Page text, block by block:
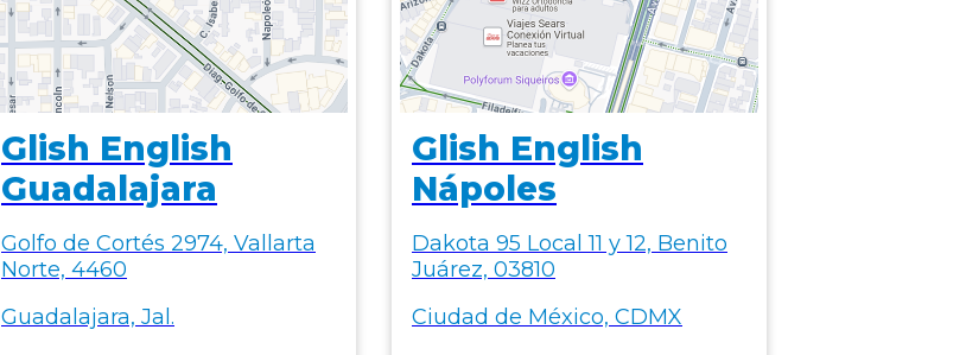
Glish English
Guadalajara
Golfo de Cortés 2974, Vallarta
Norte, 4460
Guadalajara, Jal.
Glish English
Nápoles
Dakota 95 Local 11 y 12, Benito
Juárez, 03810
Ciudad de México, CDMX